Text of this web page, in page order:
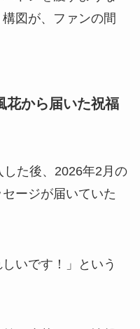
図が、ファンの間
花から届いた祝福
た後、2026年2月の
ージが届いていた
いです！」という